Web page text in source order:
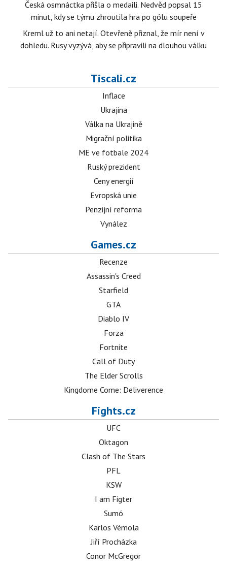
Česká osmnáctka přišla o medaili. Nedvěd popsal 15
minut, kdy se týmu zhroutila hra po gólu soupeře
Kreml už to ani netají. Otevřeně přiznal, že mír není v
dohledu. Rusy vyzývá, aby se připravili na dlouhou válku
Tiscali.cz
Inflace
Ukrajina
Válka na Ukrajině
Migrační politika
ME ve fotbale 2024
Ruský prezident
Ceny energií
Evropská unie
Penzijní reforma
Vynález
Games.cz
Recenze
Assassin's Creed
Starfield
GTA
Diablo IV
Forza
Fortnite
Call of Duty
The Elder Scrolls
Kingdome Come: Deliverence
Fights.cz
UFC
Oktagon
Clash of The Stars
PFL
KSW
I am Figter
Sumó
Karlos Vémola
Jiří Procházka
Conor McGregor